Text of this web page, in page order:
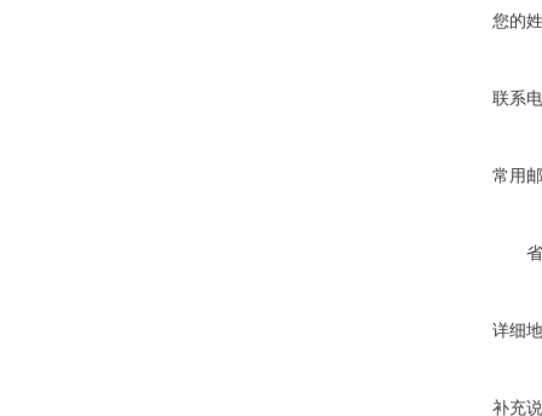
您的
联系
常用
详细
补充